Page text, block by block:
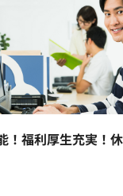
！福利厚生充実！